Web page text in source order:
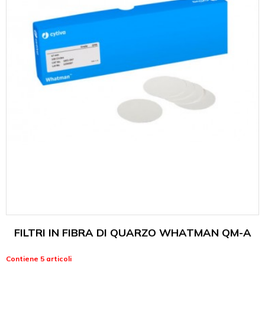
FILTRI IN FIBRA DI QUARZO WHATMAN QM-A
Contiene 5 articoli